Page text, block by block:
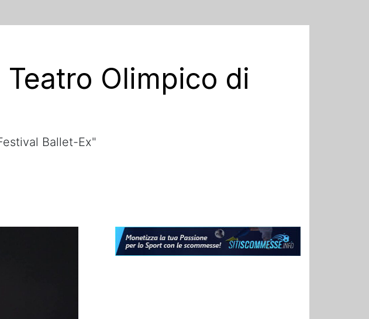
Olimpico di
Ballet-Ex"